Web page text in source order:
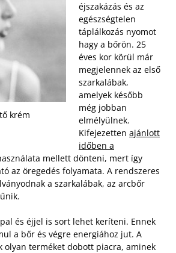
krém
éjszakázás és az
egészségtelen
táplálkozás nyomot
hagy a bőrön. 25
éves kor körül már
megjelennek az első
szarkalábak,
amelyek később
még jobban
elmélyülnek.
Kifejezetten ajánlott
időben a
mellett dönteni, mert így
az öregedés folyamata. A rendszeres
a szarkalábak, az arcbőr
és éjjel is sort lehet keríteni. Ennek
a bőr és végre energiához jut. A
olyan terméket dobott piacra, aminek